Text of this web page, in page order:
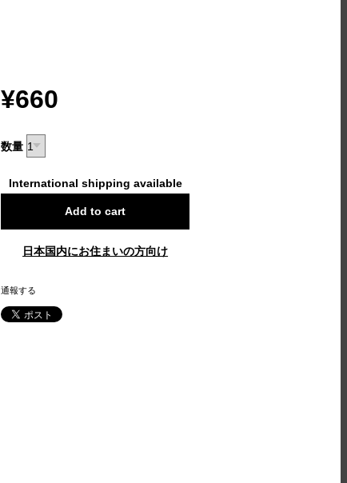
¥660
数量
International shipping available
Add to cart
日本国内にお住まいの方向け
通報する